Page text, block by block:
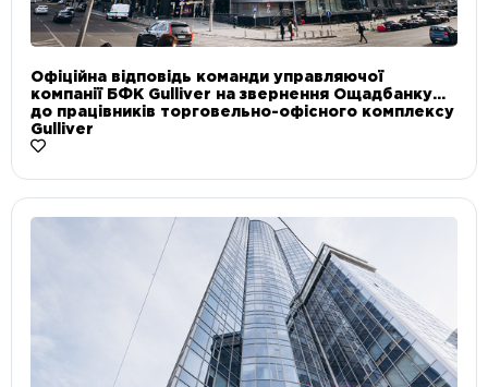
Офіційна відповідь команди управляючої
компанії БФК Gulliver на звернення Ощадбанку
до працівників торговельно-офісного комплексу
Gulliver